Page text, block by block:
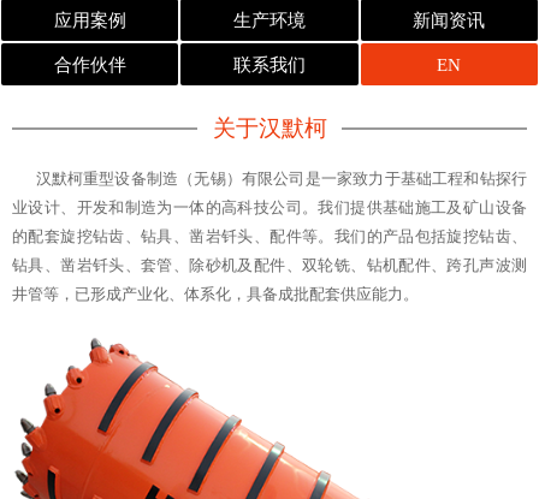
应用案例 生产环境 新闻资讯
合作伙伴 联系我们 EN
关于汉默柯
汉默柯重型设备制造（无锡）有限公司是一家致力于基础工程和钻探行
业设计、开发和制造为一体的高科技公司。我们提供基础施工及矿山设备
的配套旋挖钻齿、钻具、凿岩钎头、配件等。我们的产品包括旋挖钻齿、
钻具、凿岩钎头、套管、除砂机及配件、双轮铣、钻机配件、跨孔声波测
井管等，已形成产业化、体系化，具备成批配套供应能力。